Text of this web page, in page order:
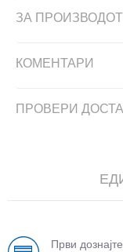
ЗА ПРОИЗВОДОТ
КОМЕНТАРИ
ПРОВЕРИ
Први